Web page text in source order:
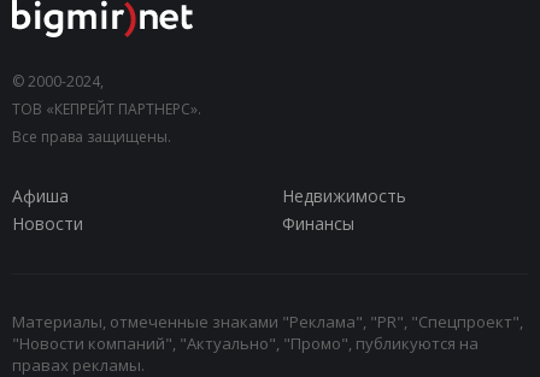
© 2000-2024,
ТОВ «КЕПРЕЙТ ПАРТНЕРС».
Все права защищены.
Афиша
Недвижимость
Новости
Финансы
Материалы, отмеченные знаками "Реклама", "PR", "Спецпроект",
"Новости компаний", "Актуально", "Промо", публикуются на
правах рекламы.